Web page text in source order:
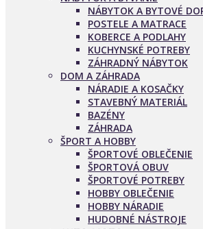
NÁBYTOK A BYTOVÉ
POSTELE A MATRACE
KOBERCE A PODLAHY
KUCHYNSKÉ POTREBY
ZÁHRADNÝ NÁBYTOK
DOM A ZÁHRADA
NÁRADIE A KOSAČKY
STAVEBNÝ MATERIÁL
BAZÉNY
ZÁHRADA
ŠPORT A HOBBY
ŠPORTOVÉ OBLEČENIE
ŠPORTOVÁ OBUV
ŠPORTOVÉ POTREBY
HOBBY OBLEČENIE
HOBBY NÁRADIE
HUDOBNÉ NÁSTROJE